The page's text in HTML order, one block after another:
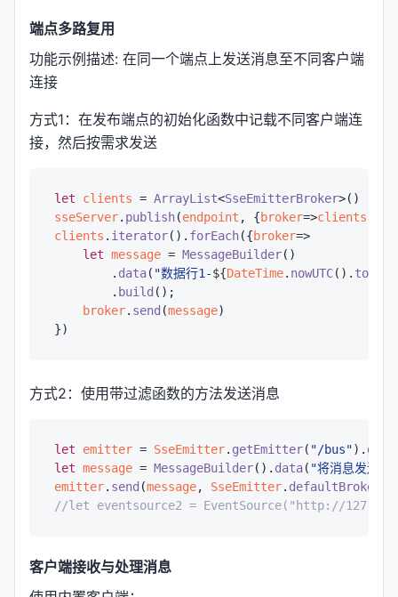
端点多路复用
功能示例描述: 在同一个端点上发送消息至不同客户端
连接
方式1：在发布端点的初始化函数中记载不同客户端连
接，然后按需求发送
let clients = ArrayList<SseEmitterBroker
sseServer. publish(endpoint , {broker=>clients
clients . iterator(). forEach({broker=>
let message = MessageBuilder()
        .
data( "数据行1-${DateTime. nowUTC().
        .
build ();
broker. send (message)
方式2：使用带过滤函数的方法发送消息
let emitter = SseEmitter. getEmitter( "/bus").
let message = MessageBuilder(). data( "将消息发送给
emitter. send (message, SseEmitter.
//let eventsource2 = EventSource("http://
客户端接收与处理消息